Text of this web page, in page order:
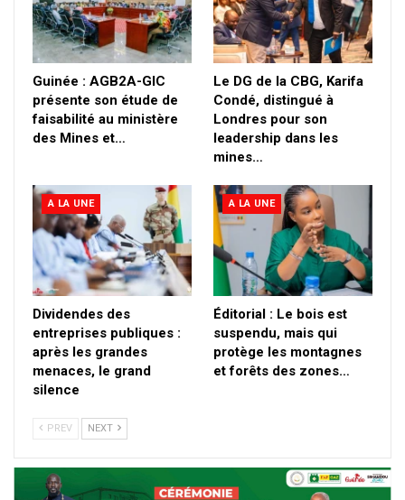
Guinée : AGB2A-GIC
présente son étude de
faisabilité au ministère
des Mines et…
Le DG de la CBG, Karifa
Condé, distingué à
Londres pour son
leadership dans les
mines…
A LA UNE
Dividendes des
entreprises publiques :
après les grandes
menaces, le grand
silence
A LA UNE
Éditorial : Le bois est
suspendu, mais qui
protège les montagnes
et forêts des zones…
PREV NEXT